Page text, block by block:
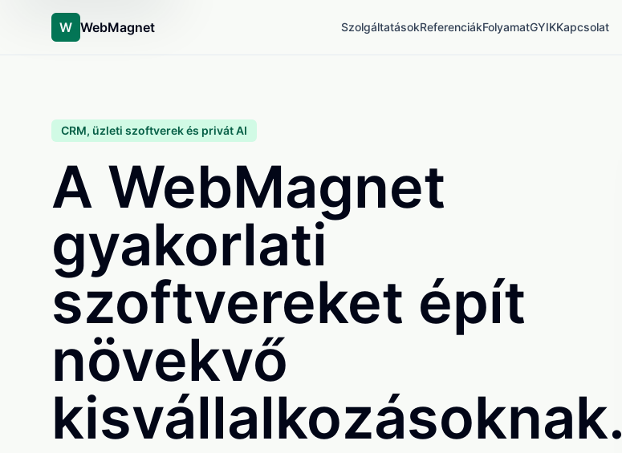
W WebMagnet SzolgáltatásokReferenciákFolyamatGYIKKapcsolat
CRM, üzleti szoftverek és privát AI
A WebMagnet
gyakorlati
szoftvereket épít
növekvő
kisvállalkozásoknak.